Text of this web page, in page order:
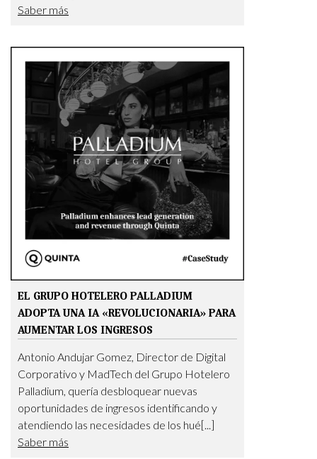
Saber más
EL GRUPO HOTELERO PALLADIUM
ADOPTA UNA IA «REVOLUCIONARIA» PARA
AUMENTAR LOS INGRESOS
Antonio Andujar Gomez, Director de Digital
Corporativo y MadTech del Grupo Hotelero
Palladium, quería desbloquear nuevas
oportunidades de ingresos identificando y
atendiendo las necesidades de los hué[...]
Saber más